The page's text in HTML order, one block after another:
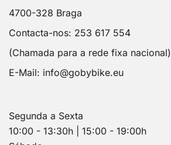
4700-328 Braga
Contacta-nos: 253 617 554
(Chamada para a rede fixa nacional)
E-Mail: info@gobybike.eu
Segunda a Sexta
10:00 - 13:30h | 15:00 - 19:00h